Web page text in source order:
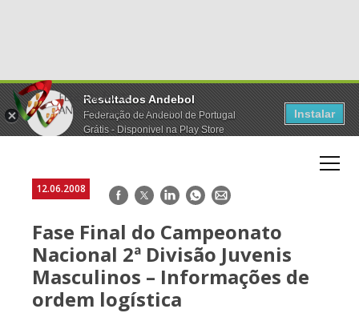
Resultados Andebol
Federação de Andebol de Portugal
Grátis - Disponivel na Play Store
Instalar
12.06.2008 Facebook
TwitterLinkedInWhatsApp
E-
Fase Final do Campeonato
Nacional 2ª Divisão Juvenis
Masculinos – Informações de
ordem logística